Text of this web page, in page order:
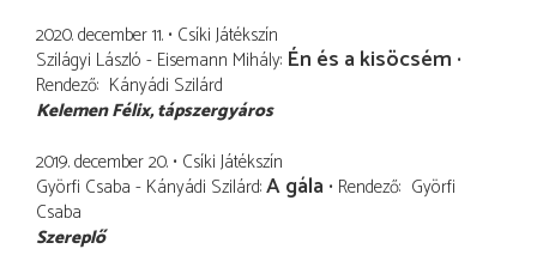
2020. december 11. Csíki Játékszín
Szilágyi László - Eisemann Mihály Én és a kisöcsém
Rendező Kányádi Szilárd
Kelemen Félix tápszergyáros
2019. december 20. Csíki Játékszín
Györfi Csaba - Kányádi Szilárd A gála Rendező Györfi
Csaba
Szereplő